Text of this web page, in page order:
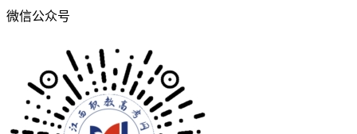
微信公众号